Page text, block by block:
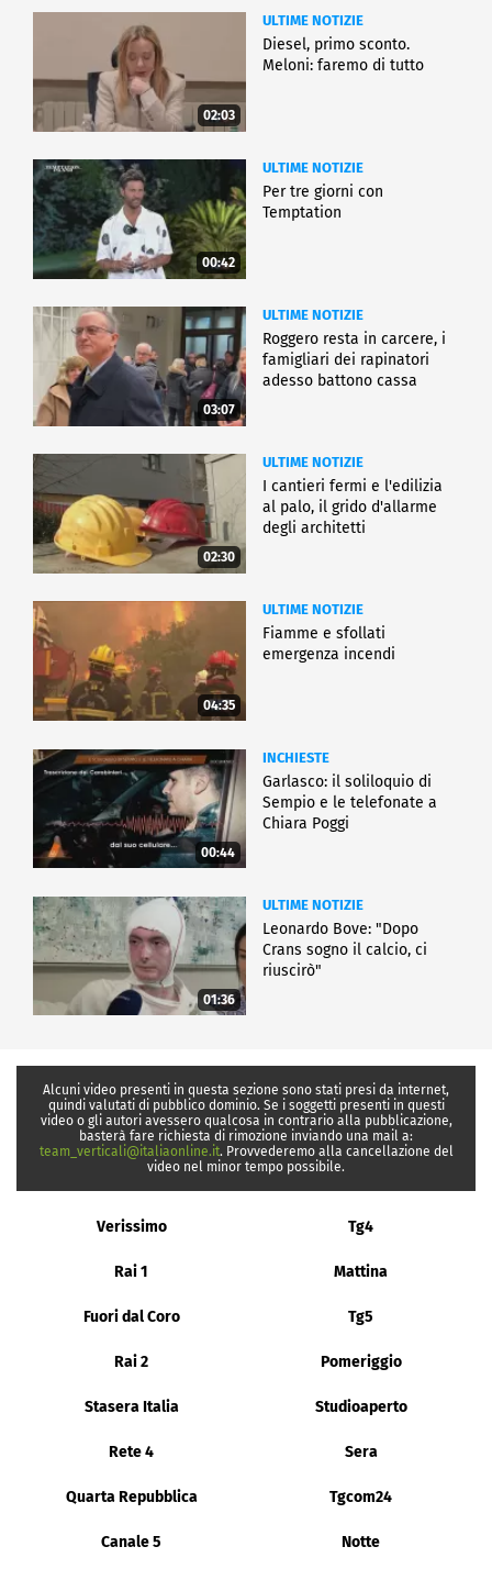
02:03
ULTIME NOTIZIE
Diesel, primo sconto.
Meloni: faremo di tutto
00:42
ULTIME NOTIZIE
Per tre giorni con
Temptation
03:07
ULTIME NOTIZIE
Roggero resta in carcere, i
famigliari dei rapinatori
adesso battono cassa
02:30
ULTIME NOTIZIE
I cantieri fermi e l'edilizia
al palo, il grido d'allarme
degli architetti
04:35
ULTIME NOTIZIE
Fiamme e sfollati
emergenza incendi
00:44
INCHIESTE
Garlasco: il soliloquio di
Sempio e le telefonate a
Chiara Poggi
01:36
ULTIME NOTIZIE
Leonardo Bove: "Dopo
Crans sogno il calcio, ci
riuscirò"
Alcuni video presenti in questa sezione sono stati presi da internet,
quindi valutati di pubblico dominio. Se i soggetti presenti in questi
video o gli autori avessero qualcosa in contrario alla pubblicazione,
basterà fare richiesta di rimozione inviando una mail a:
team_verticali@italiaonline.it. Provvederemo alla cancellazione del
video nel minor tempo possibile.
Verissimo Tg4
Rai 1 Mattina
Fuori dal Coro Tg5
Rai 2 Pomeriggio
Stasera Italia Studioaperto
Rete 4 Sera
Quarta Repubblica Tgcom24
Canale 5 Notte